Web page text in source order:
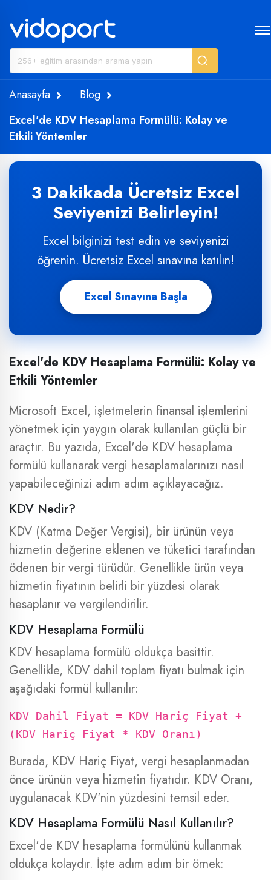
Anasayfa
Blog
Excel'de KDV Hesaplama Formülü: Kolay ve
Etkili Yöntemler
3 Dakikada Ücretsiz Excel
Seviyenizi Belirleyin!
Excel bilginizi test edin ve seviyenizi
öğrenin. Ücretsiz Excel sınavına katılın!
Excel Sınavına Başla
Excel'de KDV Hesaplama Formülü: Kolay ve
Etkili Yöntemler
Microsoft Excel, işletmelerin finansal işlemlerini
yönetmek için yaygın olarak kullanılan güçlü bir
araçtır. Bu yazıda, Excel'de KDV hesaplama
formülü kullanarak vergi hesaplamalarınızı nasıl
yapabileceğinizi adım adım açıklayacağız.
KDV Nedir?
KDV (Katma Değer Vergisi), bir ürünün veya
hizmetin değerine eklenen ve tüketici tarafından
ödenen bir vergi türüdür. Genellikle ürün veya
hizmetin fiyatının belirli bir yüzdesi olarak
hesaplanır ve vergilendirilir.
KDV Hesaplama Formülü
KDV hesaplama formülü oldukça basittir.
Genellikle, KDV dahil toplam fiyatı bulmak için
aşağıdaki formül kullanılır:
KDV Dahil Fiyat = KDV Hariç Fiyat +
(KDV Hariç Fiyat * KDV Oranı)
Burada, KDV Hariç Fiyat, vergi hesaplanmadan
önce ürünün veya hizmetin fiyatıdır. KDV Oranı,
uygulanacak KDV'nin yüzdesini temsil eder.
KDV Hesaplama Formülü Nasıl Kullanılır?
Excel'de KDV hesaplama formülünü kullanmak
oldukça kolaydır. İşte adım adım bir örnek: